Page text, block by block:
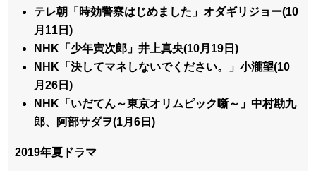
テレ朝「時効警察はじめました」オダギリジョー(10
月11日)
NHK「少年寅次郎」井上真央(10月19日)
NHK「決してマネしないでください。」小瀧望(10
月26日)
NHK「いだてん～東京オリムピック噺～」中村勘九
郎、阿部サダヲ(1月6日)
2019年夏ドラマ